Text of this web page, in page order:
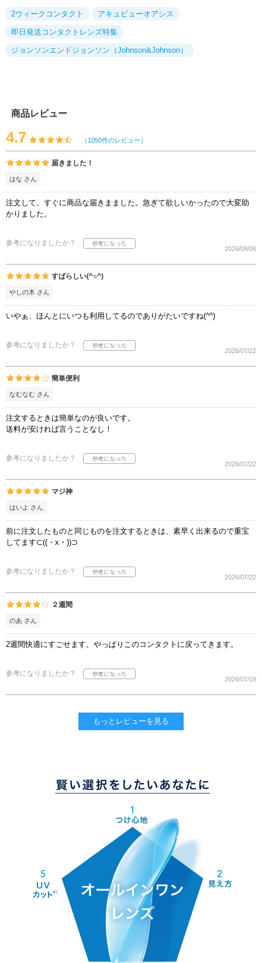
2ウィークコンタクト アキュビューオアシス
即日発送コンタクトレンズ特集
ジョンソンエンドジョンソン（Johnson&Johnson）
商品レビュー
4.7 （1050件のレビュー）
届きました！
はな さん
注文して、すぐに商品な届きまました。急ぎて欲しいかったので大変助
かりました。
参考になりましたか？
2026/08/06
すばらしい(^○^)
やしの木 さん
いやぁ、ほんとにいつも利用してるのでありがたいですね(^^)
参考になりましたか？
2026/07/22
簡単便利
なむなむ さん
注文するときは簡単なのが良いです。
送料が安ければ言うことなし！
参考になりましたか？
2026/07/22
マジ神
はいよ さん
前に注文したものと同じものを注文するときは、素早く出来るので重宝
してます⊂((・x・))⊃
参考になりましたか？
2026/07/22
２週間
のあ さん
2週間快適にすごせます。やっぱりこのコンタクトに戻ってきます。
参考になりましたか？
2026/07/19
もっとレビューを見る